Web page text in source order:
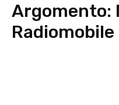
Argomento:
Radiomobile